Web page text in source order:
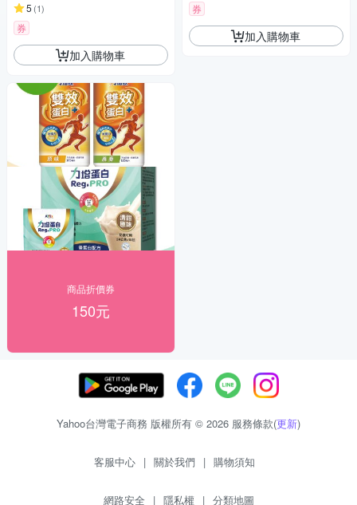
5 (1)
券
加入購物車
商品折價券
150元
券
加入購物車
Yahoo台灣電子商務 版權所有 © 2026 服務條款(更新)
客服中心 | 關於我們 | 購物須知
網路安全 | 隱私權 | 分類地圖